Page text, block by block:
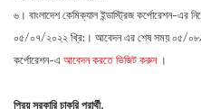
৬। বাংলাদেশ কেমিক্যাল ইন্ডাস্ট্রিজ কর্পোরেশন-এর
০৫/০৭/২০২২ খ্রি:। আবেদন এর শেষ সময় ০৫/০৮/
কর্পোরেশন-এ আবেদন করতে ভিজিট করুন।
প্রিয় সরকারি চাকরি প্রার্থী,